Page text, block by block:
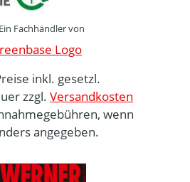
Ein Fachhändler von
inkl. gesetzl.
zzgl. Versandkosten
wenn
angegeben.